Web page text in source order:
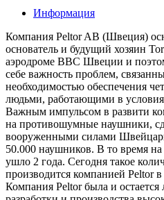
Информация
Компания Peltor AB (Швеция)
основатель и будущий хозяин
аэродроме ВВС Швеции и
себе важность проблем,
необходимостью обеспечения
людьми, работающими в
Важным импульсом в развити
на противошумные наушники,
вооруженными силами
50.000 наушников. В то время на
ушло 2 года. Сегодня такое
производится компанией Peltor
Компания Peltor была и остается